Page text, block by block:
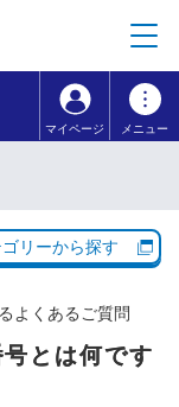
ンへ移動
マイページ メニュー
リーから探す
よくあるご質問
号とは何です